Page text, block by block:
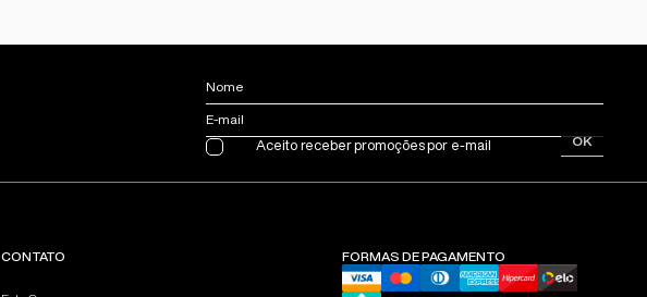
Nome
E-mail
OK
Aceito receber promoções por e-mail
CONTATO FORMAS DE PAGAMENTO